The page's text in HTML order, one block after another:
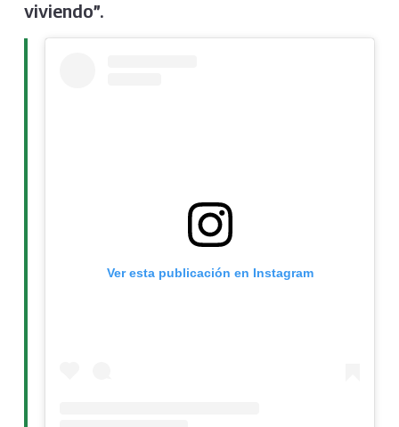
viviendo”.
Ver esta publicación en Instagram